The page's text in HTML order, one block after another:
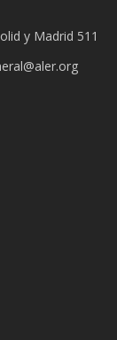
y Madrid 511